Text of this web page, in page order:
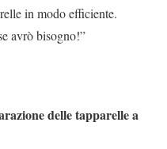
in modo efficiente.
avrò bisogno!”
delle tapparelle a